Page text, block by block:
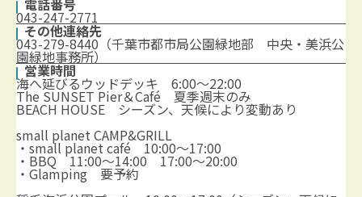
043-247-2771
その他連絡先
043-279-8440（千葉市都市局公園緑地部 中央・美浜公
園緑地事務所）
営業時間
海へ延びるウッドデッキ 6:00～22:00
The SUNSET Pier＆Café 夏季週末のみ
BEACH HOUSE シーズン、天候により変動あり
small planet CAMP&GRILL
・small planet café 10:00～17:00
・BBQ 11:00～14:00 17:00～20:00
・Glamping 要予約